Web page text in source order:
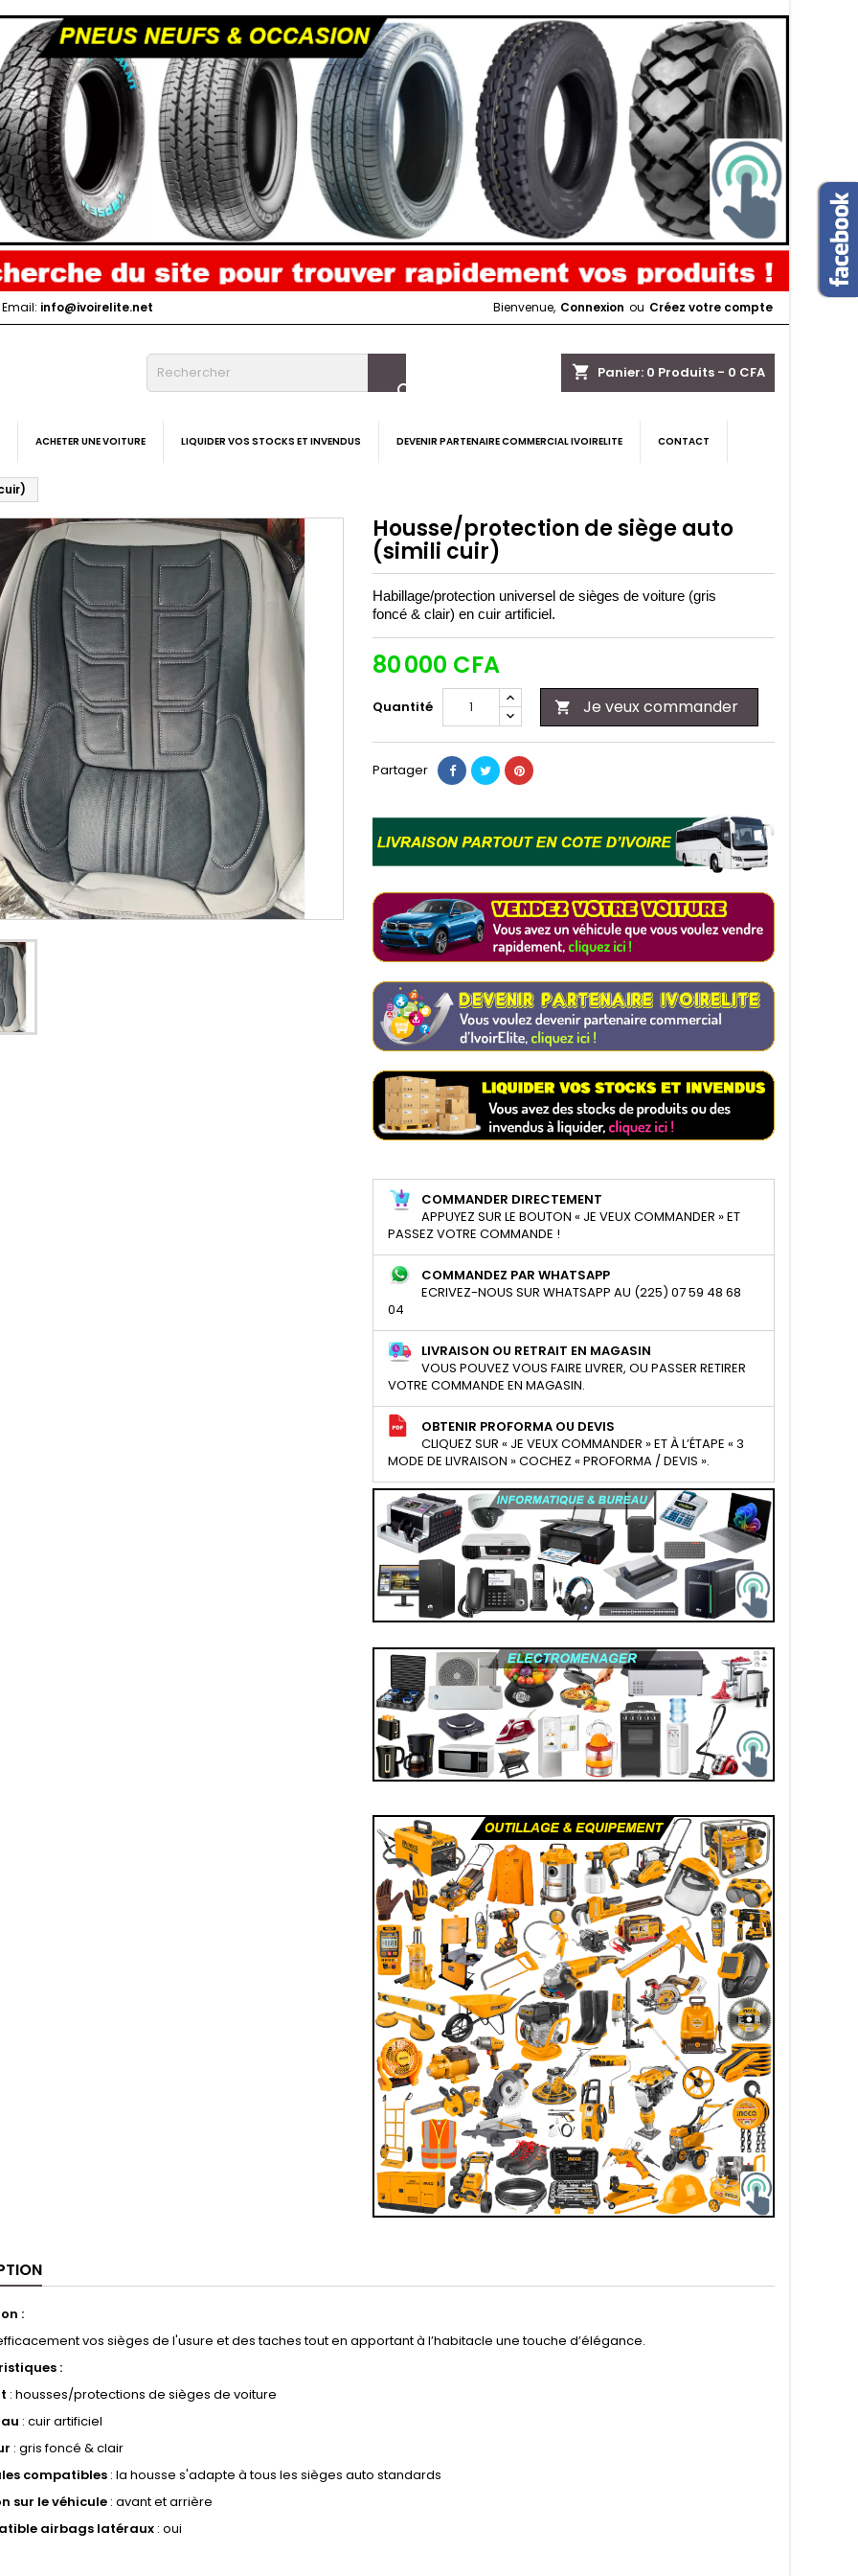
Email: info@ivoirelite.net Bienvenue, Connexion ou Créez votre compte
shopping_cart Panier: 0 Produits - 0 CFA

ACHETER UNE VOITURE LIQUIDER VOS STOCKS ET INVENDUS DEVENIR PARTENAIRE COMMERCIAL IVOIRELITE CONTACT
Housse/protection de siège auto
(simili cuir)
Habillage/protection universel de sièges de voiture (gris
foncé & clair) en cuir artificiel.
80 000 CFA
Quantité  Je veux commander
Partager
COMMANDER DIRECTEMENT
APPUYEZ SUR LE BOUTON « JE VEUX COMMANDER » ET
PASSEZ VOTRE COMMANDE !
COMMANDEZ PAR WHATSAPP
ECRIVEZ-NOUS SUR WHATSAPP AU (225) 07 59 48 68
04
LIVRAISON OU RETRAIT EN MAGASIN
VOUS POUVEZ VOUS FAIRE LIVRER, OU PASSER RETIRER
VOTRE COMMANDE EN MAGASIN.
OBTENIR PROFORMA OU DEVIS
CLIQUEZ SUR « JE VEUX COMMANDER » ET À L’ÉTAPE « 3
MODE DE LIVRAISON » COCHEZ « PROFORMA / DEVIS ».
:
vos sièges de l'usure et des taches tout en apportant à l’habitacle une touche d’élégance.
:
: housses/protections de sièges de voiture
: cuir artificiel
: gris foncé & clair
compatibles : la housse s'adapte à tous les sièges auto standards
sur le véhicule : avant et arrière
airbags latéraux : oui